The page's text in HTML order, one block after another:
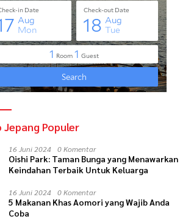
Jepang Populer
16 Juni 2024 0 Komentar
Oishi Park: Taman Bunga yang Menawarkan
Keindahan Terbaik Untuk Keluarga
16 Juni 2024 0 Komentar
5 Makanan Khas Aomori yang Wajib Anda
Coba